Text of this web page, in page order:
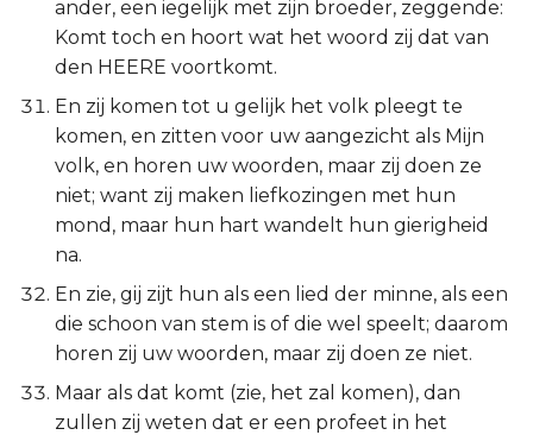
ander, een iegelijk met zijn broeder, zeggende:
Komt toch en hoort wat het woord zij dat van
den HEERE voortkomt.
En zij komen tot u gelijk het volk pleegt te
komen, en zitten voor uw aangezicht als Mijn
volk, en horen uw woorden, maar zij doen ze
niet; want zij maken liefkozingen met hun
mond, maar hun hart wandelt hun gierigheid
na.
En zie, gij zijt hun als een lied der minne, als een
die schoon van stem is of die wel speelt; daarom
horen zij uw woorden, maar zij doen ze niet.
Maar als dat komt (zie, het zal komen), dan
zullen zij weten dat er een profeet in het